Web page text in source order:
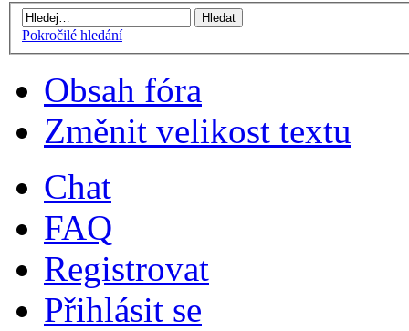
Pokročilé hledání
Obsah fóra
Změnit velikost textu
Chat
FAQ
Registrovat
Přihlásit se